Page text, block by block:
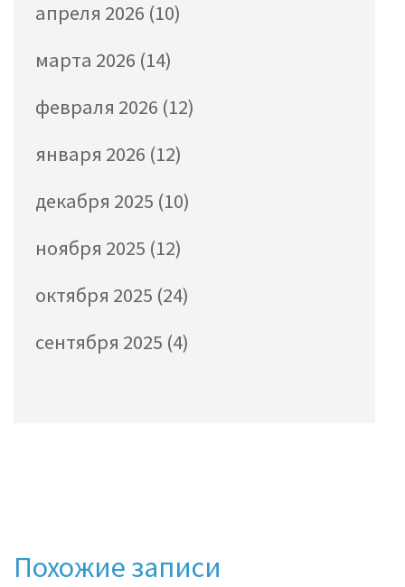
апреля 2026 (10)
марта 2026 (14)
февраля 2026 (12)
января 2026 (12)
декабря 2025 (10)
ноября 2025 (12)
октября 2025 (24)
сентября 2025 (4)
Похожие записи